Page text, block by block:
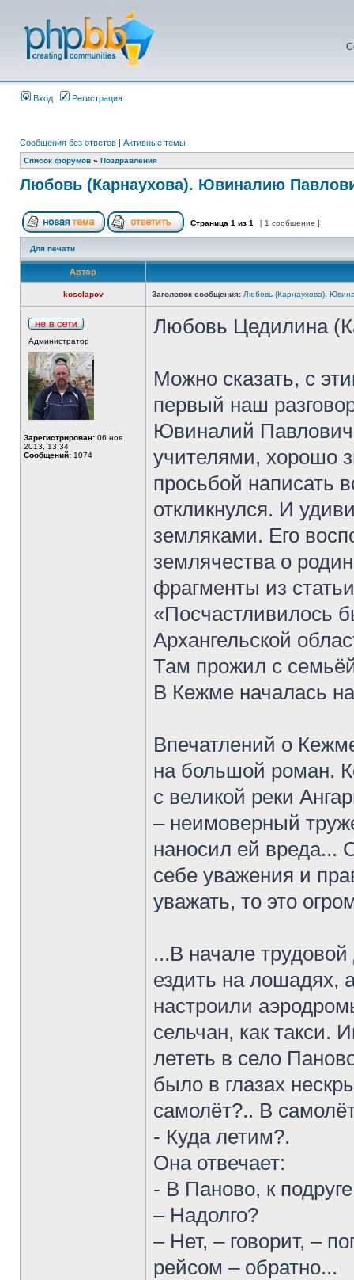
Вход Регистрация
Сообщения без ответов | Активные темы
Список форумов » Поздравления
Любовь (Карнаухова). Ювиналию
Страница 1 из 1 [ 1 сообщение ]
Для печати
Автор
kosolapov Заголовок сообщения: Любовь (Карнаухова).
Администратор
Зарегистрирован: 06 ноя
2013, 13:34
Сообщений: 1074
Любовь Цедилина
Можно сказать, с
первый наш
Ювиналий
учителями, хорошо
просьбой написать
откликнулся. И
земляками. Его
землячества о
фрагменты из
«Посчастливилось
Архангельской
Там прожил с семьёй
В Кежме началась
Впечатлений о
на большой роман.
с великой реки
– неимоверный
наносил ей вреда...
себе уважения и
уважать, то это
...В начале
ездить на лошадях,
настроили
сельчан, как такси.
лететь в село
было в глазах
самолёт?.. В
- Куда летим?.
Она отвечает:
- В Паново, к
– Надолго?
– Нет, – говорит, –
рейсом – обратно...